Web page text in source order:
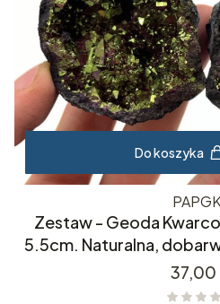
Do koszyka
Zestaw - Geoda
5.5cm. Naturalna,
kwarc,
Cena
37,00